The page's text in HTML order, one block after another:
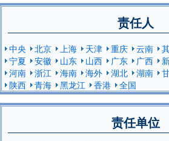
责任人
中央 北京 上海 天津 重庆 云南
宁夏
安徽 山东 山西 广东 广西
河南
浙江 海南 海外 湖北 湖南
陕西
青海 黑龙江 香港 全国
责任单位